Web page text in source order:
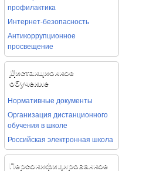
профилактика
Интернет-безопасность
Антикоррупционное
просвещение
Дистанционное
обучение
Нормативные документы
Организация дистанционного
обучения в школе
Российская электронная школа
Персонифицированное